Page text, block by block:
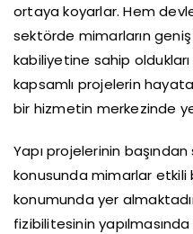
ortaya koyarlar. Hem
sektörde mimarların
kabiliyetine sahip
kapsamlı projelerin
bir hizmetin merkezinde
Yapı projelerinin
konusunda mimarlar etkili
konumunda yer
fizibilitesinin